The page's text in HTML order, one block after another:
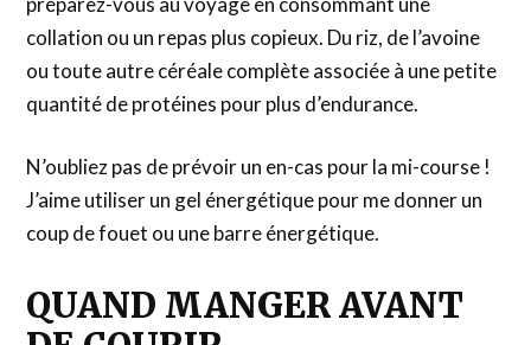
collation ou un repas plus copieux. Du riz, de l’avoine
ou toute autre céréale complète associée à une petite
quantité de protéines pour plus d’endurance.
N’oubliez pas de prévoir un en-cas pour la mi-course !
J’aime utiliser un gel énergétique pour me donner un
coup de fouet ou une barre énergétique.
QUAND MANGER AVANT